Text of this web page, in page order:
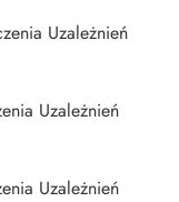
Uzależnień
Uzależnień
Uzależnień